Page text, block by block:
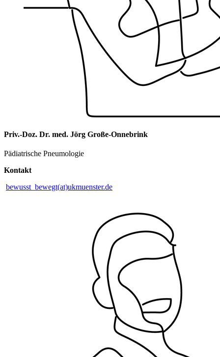
Priv.-Doz. Dr. med. Jörg Große-Onnebrink
Pädiatrische Pneumologie
Kontakt
bewusst_bewegt(at)ukmuenster.de